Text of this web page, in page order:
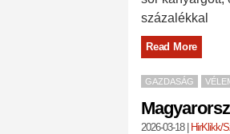
százalékkal
Read More
GAZDASÁG
2026-03-18| HirKlikk/